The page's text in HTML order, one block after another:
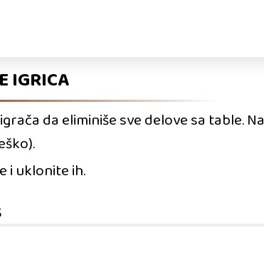
IGRICA
da eliminiše sve delove sa table. Na
i uklonite ih.